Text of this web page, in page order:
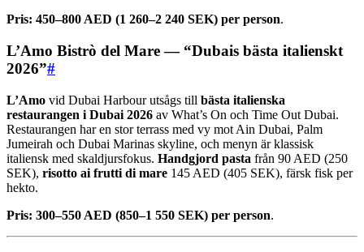
Pris: 450–800 AED (1 260–2 240 SEK) per person.
L’Amo Bistrò del Mare — “Dubais bästa italienskt
2026”#
L’Amo vid Dubai Harbour utsågs till bästa italienska
restaurangen i Dubai 2026 av What’s On och Time Out Dubai.
Restaurangen har en stor terrass med vy mot Ain Dubai, Palm
Jumeirah och Dubai Marinas skyline, och menyn är klassisk
italiensk med skaldjursfokus. Handgjord pasta från 90 AED (250
SEK), risotto ai frutti di mare 145 AED (405 SEK), färsk fisk per
hekto.
Pris: 300–550 AED (850–1 550 SEK) per person.